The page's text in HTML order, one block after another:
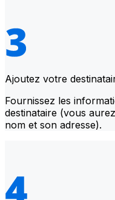
Ajoutez votre
Fournissez les
destinataire (vous
nom et son adresse).